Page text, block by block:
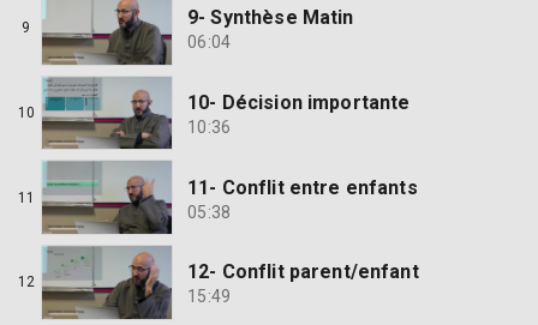
9 9- Synthèse Matin
06:04
10 10- Décision importante
10:36
11 11- Conflit entre enfants
05:38
12 12- Conflit parent/enfant
15:49